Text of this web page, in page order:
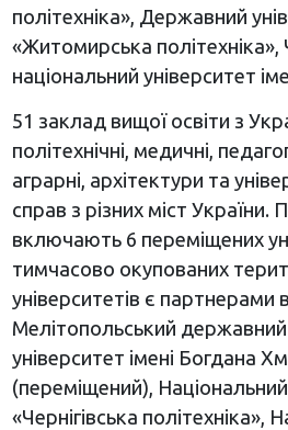
політехніка», Державний
«Житомирська
національний університет
51 заклад вищої освіти з
політехнічні, медичні,
аграрні, архітектури та
справ з різних міст України.
включають 6 переміщених
тимчасово окупованих
університетів є партнерами
Мелітопольський державний
університет імені Богдана
(переміщений), Національний
«Чернігівська політехніка»,